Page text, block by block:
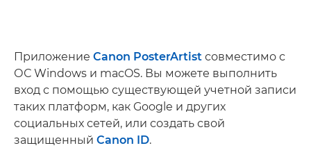
Приложение Canon PosterArtist совместимо с
ОС Windows и macOS. Вы можете выполнить
вход с помощью существующей учетной записи
таких платформ, как Google и других
социальных сетей, или создать свой
защищенный Canon ID.